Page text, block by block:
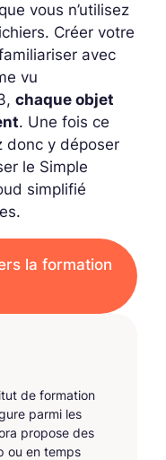
vous n’utilisez
Créer votre
avec
vu
chaque objet
. Une fois ce
donc y déposer
le Simple
simplifié
la formation
de formation
parmi les
propose des
ou en temps